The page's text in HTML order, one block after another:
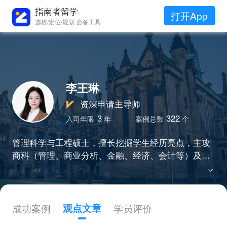
指南者留学
选校/定位/规划 必备工具 打开App
李王琳
资深申请主导师
入司年限 3年 案例总数 322 个
管理科学与工程硕士，擅长挖掘学生经历亮点，主攻
商科（管理、商业分析、金融、经济、会计等）及理
工科（数据科学、工程管理、土木工程等）方向，成
功帮助学员斩获港三新二、王爱曼华、墨尔本等名校o
成功案例 观点文章 学员评价